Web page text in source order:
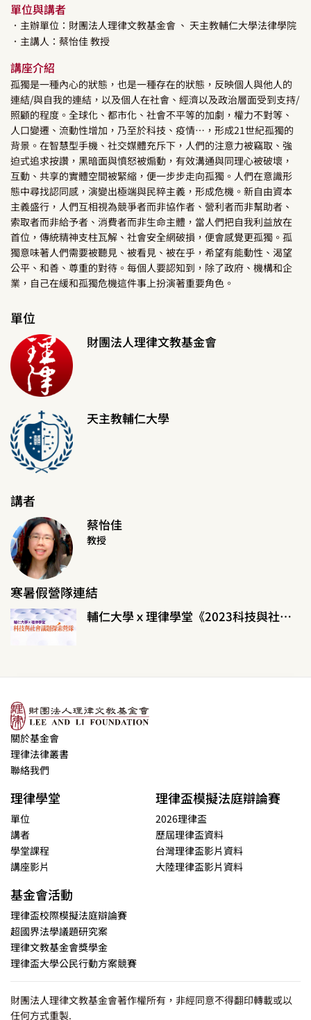
單位與講者
．主辦單位：財團法人理律文教基金會 、 天主教輔仁大學法律學院
．主講人： 蔡怡佳教授
講座介紹
孤獨是一種內心的狀態，也是一種存在的狀態，反映個人與他人的
連結/與自我的連結，以及個人在社會、經濟以及政治層面受到支持/
照顧的程度。全球化、都市化、社會不平等的加劇，權力不對等、
人口變遷、流動性增加，乃至於科技、疫情…，形成21世紀孤獨的
背景。在智慧型手機、社交媒體充斥下，人們的注意力被竊取、強
迫式追求按讚，黑暗面與憤怒被煽動，有效溝通與同理心被破壞，
互動、共享的實體空間被緊縮，便一步步走向孤獨。人們在意識形
態中尋找認同感，演變出極端與民粹主義，形成危機。新自由資本
主義盛行，人們互相視為競爭者而非協作者、營利者而非幫助者、
索取者而非給予者、消費者而非生命主體，當人們把自我利益放在
首位，傳統精神支柱瓦解、社會安全網破損，便會感覺更孤獨。孤
獨意味著人們需要被聽見、被看見、被在乎，希望有能動性、渴望
公平、和善、尊重的對待。每個人要認知到，除了政府、機構和企
業，自己在緩和孤獨危機這件事上扮演著重要角色。
單位
財團法人理律文教基金會
天主教輔仁大學
講者
蔡怡佳
教授
寒暑假營隊連結
輔仁大學ｘ理律學堂《2023科技與社會議題探索營隊》
關於基金會
理律法律叢書
聯絡我們
理律學堂
單位
講者
學堂課程
講座影片
理律盃模擬法庭辯論賽
2026理律盃
歷屆理律盃資料
台灣理律盃影片資料
大陸理律盃影片資料
基金會活動
理律盃校際模擬法庭辯論賽
超國界法學議題研究案
理律文教基金會獎學金
理律盃大學公民行動方案競賽
財團法人理律文教基金會著作權所有，非經同意不得翻印轉載或以
任何方式重製.